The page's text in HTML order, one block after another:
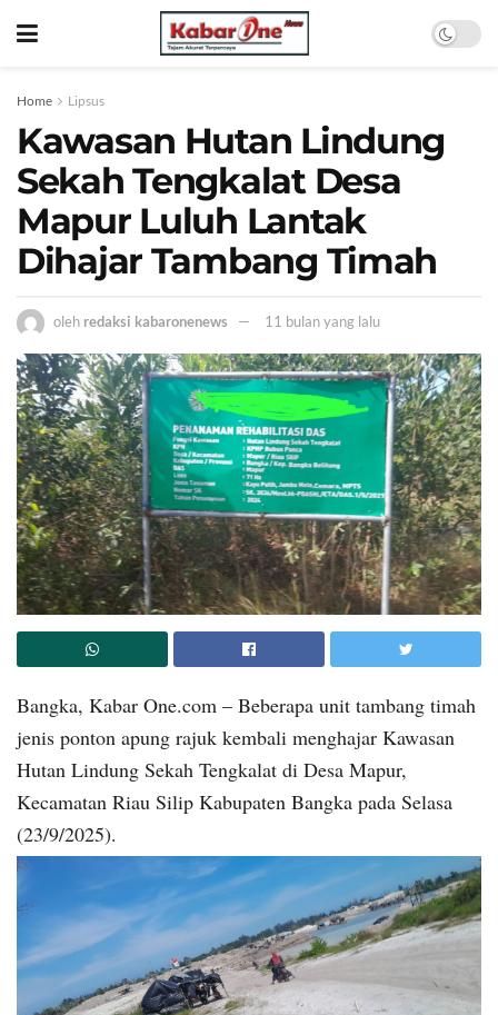
Home Lipsus
Kawasan Hutan Lindung
Sekah Tengkalat Desa
Mapur Luluh Lantak
Dihajar Tambang Timah
oleh redaksi kabaronenews 11 bulan yang lalu
Bangka, Kabar One.com – Beberapa unit tambang timah
jenis ponton apung rajuk kembali menghajar Kawasan
Hutan Lindung Sekah Tengkalat di Desa Mapur,
Kecamatan Riau Silip Kabupaten Bangka pada Selasa
(23/9/2025).